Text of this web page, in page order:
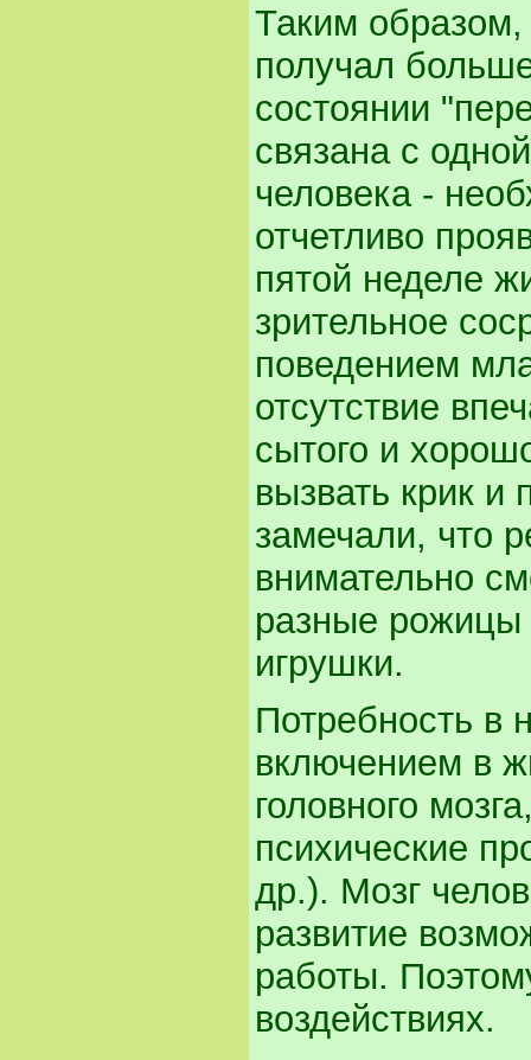
Таким
получал
состоянии
связана с
человека -
отчетливо
пятой неделе
зрительное
поведением
отсутствие
сытого и
вызвать крик
замечали, что
внимательно
разные рожицы
игрушки.
Потребность в
включением в
головного
психические
др.). Мозг
развитие
работы.
воздействиях.